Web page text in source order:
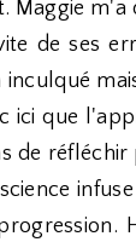
m'a
de ses
ici que
de